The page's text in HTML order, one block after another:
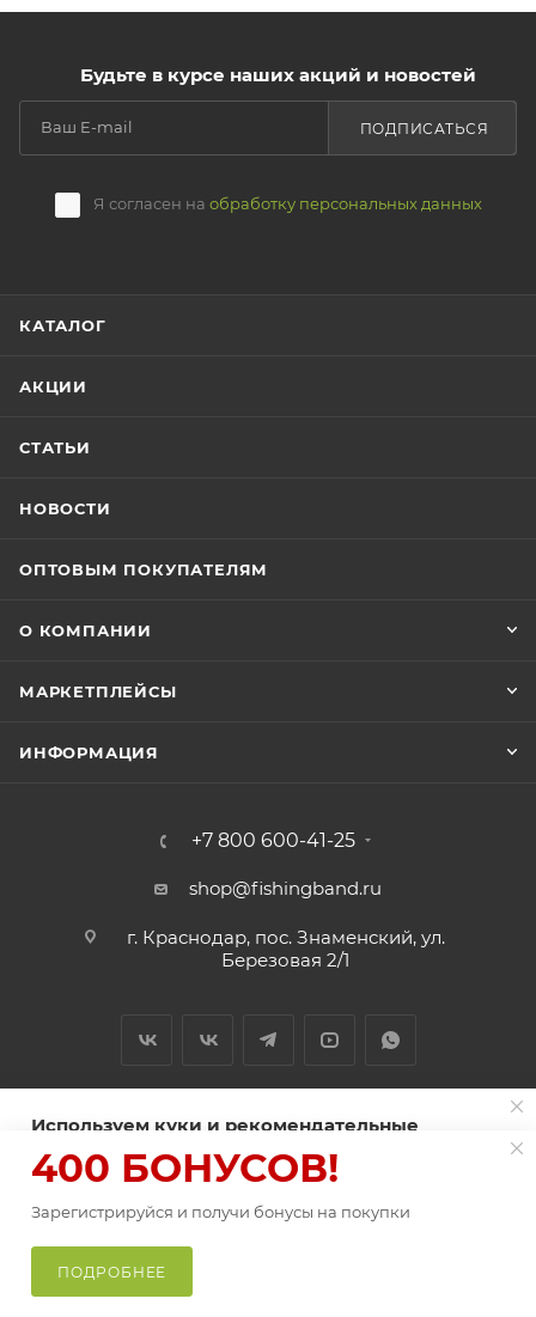
В КОРЗИНУ
Будьте в курсе наших акций и новостей
Я согласен на обработку персональных данных
ПОДПИСАТЬСЯ
КАТАЛОГ
АКЦИИ
СТАТЬИ
НОВОСТИ
ОПТОВЫМ ПОКУПАТЕЛЯМ
О КОМПАНИИ
МАРКЕТПЛЕЙСЫ
ИНФОРМАЦИЯ
+7 800 600-41-25
shop@fishingband.ru
г. Краснодар, пос. Знаменский, ул.
Березовая 2/1
2026 © ИП Нитиевский А.В.
Используем куки и рекомендательные
Пользуясь сайтом Fishingband.ru, вы соглашаетесь на
использованиефайлов куки.
ПРИНИМАЮ
400 БОНУСОВ!
Зарегистрируйся и получи бонусы на покупки
ПОДРОБНЕЕ
Главная
Каталог